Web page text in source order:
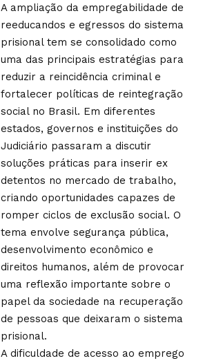
A ampliação da empregabilidade de
reeducandos e egressos do sistema
prisional tem se consolidado como
uma das principais estratégias para
reduzir a reincidência criminal e
fortalecer políticas de reintegração
social no Brasil. Em diferentes
estados, governos e instituições do
Judiciário passaram a discutir
soluções práticas para inserir ex
detentos no mercado de trabalho,
criando oportunidades capazes de
romper ciclos de exclusão social. O
tema envolve segurança pública,
desenvolvimento econômico e
direitos humanos, além de provocar
uma reflexão importante sobre o
papel da sociedade na recuperação
de pessoas que deixaram o sistema
prisional.
A dificuldade de acesso ao emprego